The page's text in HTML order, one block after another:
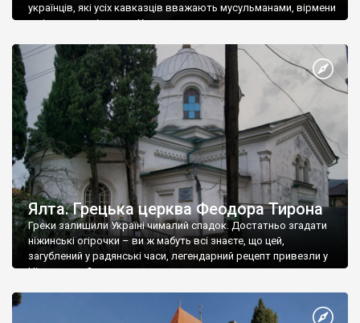
українців, які усіх кавказців вважають мусульманами, вірмени
є відданими вірянами Христа
Ялта. Грецька церква Феодора Тирона
Греки залишили Україні чималий спадок. Достатньо згадати
ніжинські огірочки – ви ж мабуть всі знаєте, що цей,
загублений у радянські часи, легендарний рецепт привезли у
Ніжин греки?